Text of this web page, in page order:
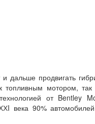
дальше продвигать
топливным мотором,
от Bentley
века 90%